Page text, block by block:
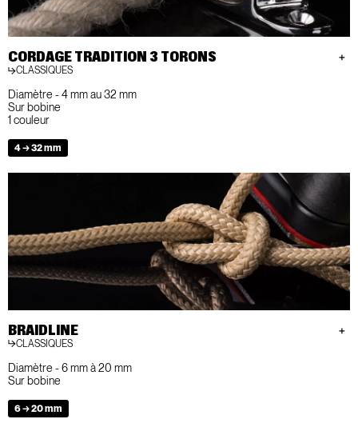
CORDAGE TRADITION 3 TORONS
CLASSIQUES
Diamètre - 4 mm au 32 mm
Sur bobine
1 couleur
4 → 32 mm
BRAIDLINE
CLASSIQUES
Diamètre - 6 mm à 20 mm
Sur bobine
6 → 20 mm